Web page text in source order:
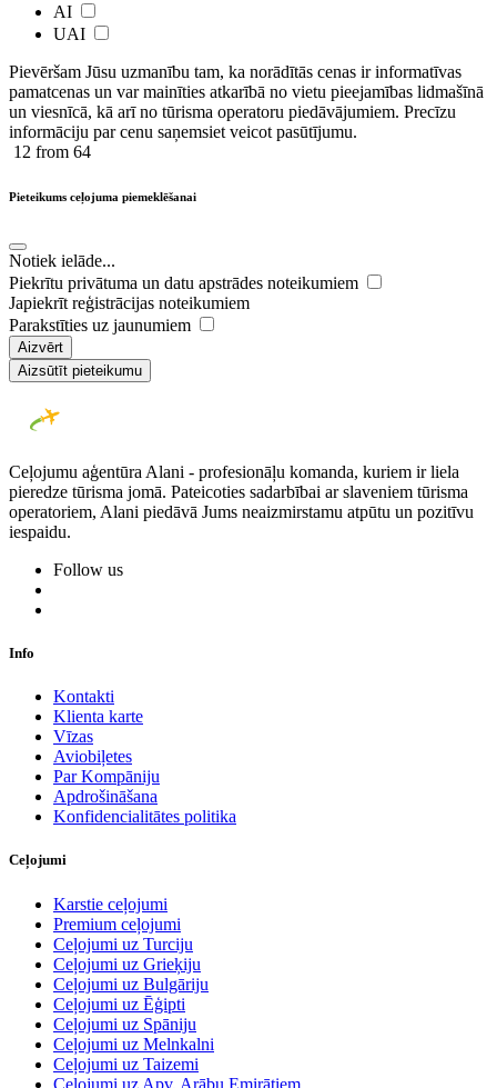
AI
UAI
Pievēršam Jūsu uzmanību tam, ka norādītās cenas ir ​informatīvas ​
pamatcenas un var mainīties atkarībā ​no ​vietu pieejamības lidmašīnā
un viesnīcā, kā arī no tūrisma operatoru piedāvājumiem. Precīzu
informāciju par cenu saņemsiet veicot pasūtījumu.
12 from 64
Pieteikums ceļojuma piemeklēšanai
Notiek ielāde...
Piekrītu privātuma un datu apstrādes noteikumiem
Japiekrīt reģistrācijas noteikumiem
Parakstīties uz jaunumiem
Aizvērt
Aizsūtīt pieteikumu
Ceļojumu aģentūra Alani - profesionāļu komanda, kuriem ir liela
pieredze tūrisma jomā. Pateicoties sadarbībai ar slaveniem tūrisma
operatoriem, Alani piedāvā Jums neaizmirstamu atpūtu un pozitīvu
iespaidu.
Follow us
Info
Kontakti
Klienta karte
Vīzas
Aviobiļetes
Par Kompāniju
Apdrošināšana
Konfidencialitātes politika
Ceļojumi
Karstie ceļojumi
Premium ceļojumi
Ceļojumi uz Turciju
Ceļojumi uz Grieķiju
Ceļojumi uz Bulgāriju
Ceļojumi uz Ēģipti
Ceļojumi uz Spāniju
Ceļojumi uz Melnkalni
Ceļojumi uz Taizemi
Ceļojumi uz Apv. Arābu Emirātiem